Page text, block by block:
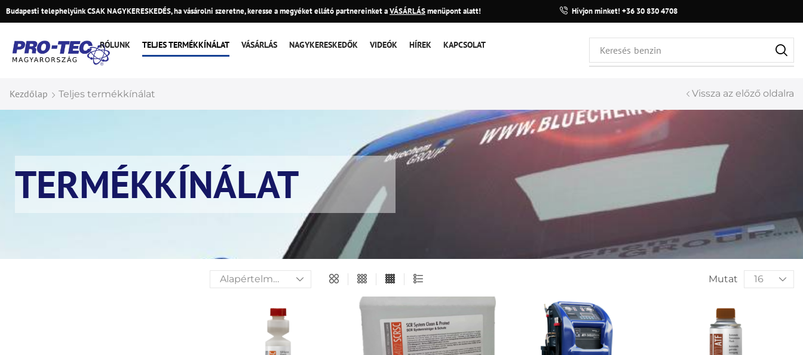
Budapesti telephelyünk CSAK NAGYKERESKEDÉS, ha vásárolni szeretne, keresse a megyéket ellátó partnereinket aVÁSÁRLÁSmenüpont alatt! Hívjon minket! +36 30 830 4708
RÓLUNK TELJES TERMÉKKÍNÁLAT VÁSÁRLÁS NAGYKERESKEDŐK VIDEÓK HÍREK KAPCSOLAT Keresés dízel
Kezdőlap Teljes termékkínálat Vissza az előző oldalra
TERMÉKKÍNÁLAT
Mutat